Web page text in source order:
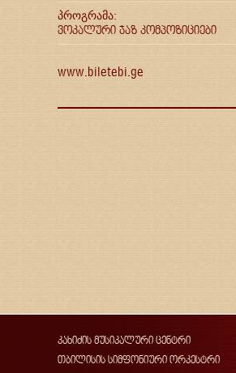
პროგრამა:
ვოკალური ჯაზ კომპოზიციები
www.biletebi.ge
კახიძის მუსიკალური ცენტრი
თბილისის სიმფონიური ორკესტრი